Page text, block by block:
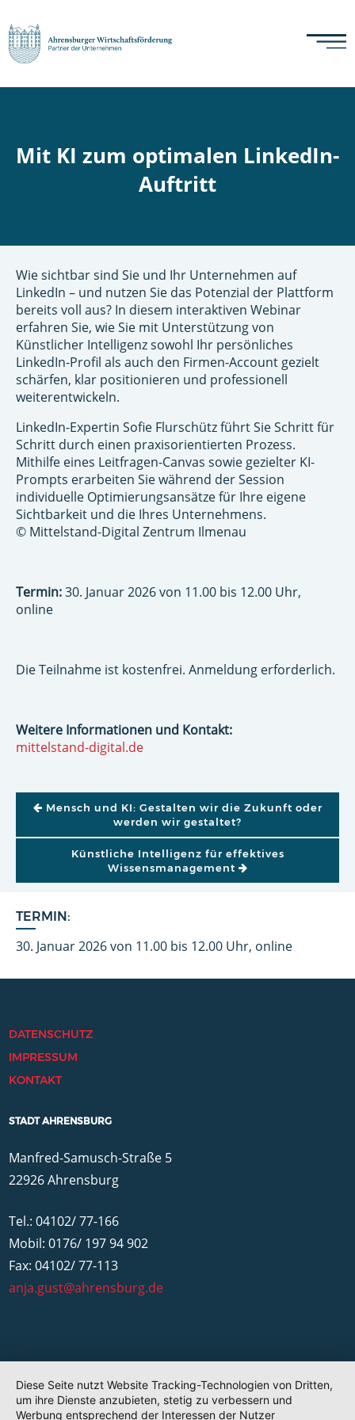
Mit KI zum optimalen LinkedIn-
Auftritt
TERMIN:
30. Januar 2026 von 11.00 bis 12.00 Uhr, online
Wie sichtbar sind Sie und Ihr Unternehmen auf
LinkedIn – und nutzen Sie das Potenzial der Plattform
bereits voll aus? In diesem interaktiven Webinar
erfahren Sie, wie Sie mit Unterstützung von
Künstlicher Intelligenz sowohl Ihr persönliches
LinkedIn-Profil als auch den Firmen-Account gezielt
schärfen, klar positionieren und professionell
weiterentwickeln.
LinkedIn-Expertin Sofie Flurschütz führt Sie Schritt für
Schritt durch einen praxisorientierten Prozess.
Mithilfe eines Leitfragen-Canvas sowie gezielter KI-
Prompts erarbeiten Sie während der Session
individuelle Optimierungsansätze für Ihre eigene
Sichtbarkeit und die Ihres Unternehmens.
© Mittelstand-Digital Zentrum Ilmenau
Termin:30. Januar 2026 von 11.00 bis 12.00 Uhr,
online
Die Teilnahme ist kostenfrei. Anmeldung erforderlich.
Weitere Informationen und Kontakt:
mittelstand-digital.de
BEITRAGSNAVIGATION
Mensch und KI: Gestalten wir die Zukunft oder
werden wir gestaltet?
Künstliche Intelligenz für effektives
Wissensmanagement
DATENSCHUTZ
IMPRESSUM
KONTAKT
STADT AHRENSBURG
Manfred-Samusch-Straße 5
22926 Ahrensburg
Tel.: 04102/ 77-166
Mobil: 0176/ 197 94 902
Fax: 04102/ 77-113
anja.gust@ahrensburg.de
Diese Seite nutzt Website Tracking-Technologien von Dritten,
um ihre Dienste anzubieten, stetig zu verbessern und
Werbung entsprechend der Interessen der Nutzer